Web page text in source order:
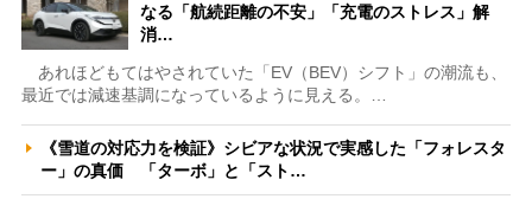
なる「航続距離の不安」「充電のストレス」解
消…
あれほどもてはやされていた「EV（BEV）シフト」の潮流も、
最近では減速基調になっているように見える。…
《雪道の対応力を検証》シビアな状況で実感した「フォレスタ
ー」の真価 「ターボ」と「スト…